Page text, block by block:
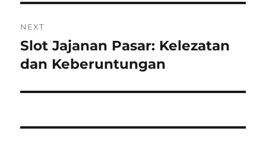
NEXT
Next
post:
Slot Jajanan Pasar: Kelezatan
dan Keberuntungan